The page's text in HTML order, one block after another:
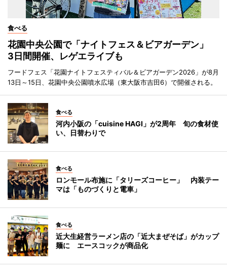
食べる
花園中央公園で「ナイトフェス＆ビアガーデン」
3日間開催、レゲエライブも
フードフェス「花園ナイトフェスティバル＆ビアガーデン2026」が8月
13日～15日、花園中央公園噴水広場（東大阪市吉田6）で開催される。
食べる
河内小阪の「cuisine HAGI」が2周年 旬の食材使
い、日替わりで
食べる
ロンモール布施に「タリーズコーヒー」 内装テー
マは「ものづくりと電車」
食べる
近大生経営ラーメン店の「近大まぜそば」がカップ
麺に エースコックが商品化